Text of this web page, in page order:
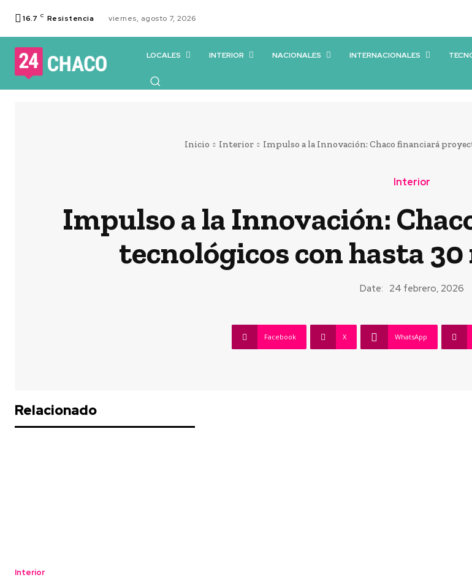
16.7 C Resistencia viernes, agosto 7, 2026
LOCALES INTERIOR NACIONALES INTERNACIONALES
Inicio Interior Impulso a la Innovación: Chaco financiará
Interior
Impulso a la Innovación:
tecnológicos con hasta
Date: 24 febrero, 2026
Facebook X WhatsApp
Relacionado
Interior